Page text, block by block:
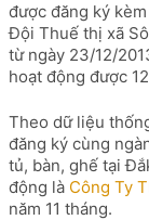
được đăng ký
Đội Thuế thị xã
từ ngày 23/12/
hoạt động được
Theo dữ liệu
đăng ký cùng
tủ, bàn, ghế tại
động là Công Ty
năm 11 tháng.